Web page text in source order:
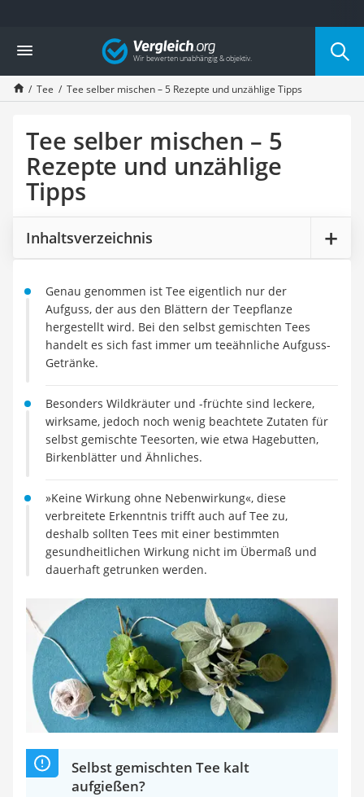
Die beliebtesten Vergleiche nach Kategorie
Lebensmittel
Schwarzkümmelöl
Knäckebrot
Manukahonig
Astronautenkost
Balsamico-Essig
Schwarzkümmelöl bio
Sardinen
Honig
Gemüsebrühe
Irischer Whiskey
Grapefruitkernextrakt
Matcha-Set
Sojasauce
Erythrit
Müsli ohne Zuckerzusatz
Vergleich
Tee Tee selber mischen – 5 Rezepte und unzählige Tipps
Tee selber mischen – 5
Rezepte und unzählige
Tipps
Inhaltsverzeichnis
Genau genommen ist Tee eigentlich nur der
Aufguss, der aus den Blättern der Teepflanze
hergestellt wird. Bei den selbst gemischten Tees
handelt es sich fast immer um teeähnliche Aufguss-
Getränke.
Besonders Wildkräuter und -früchte sind leckere,
wirksame, jedoch noch wenig beachtete Zutaten für
selbst gemischte Teesorten, wie etwa Hagebutten,
Birkenblätter und Ähnliches.
»Keine Wirkung ohne Nebenwirkung«, diese
verbreitete Erkenntnis trifft auch auf Tee zu,
deshalb sollten Tees mit einer bestimmten
gesundheitlichen Wirkung nicht im Übermaß und
dauerhaft getrunken werden.
Selbst gemischten Tee kalt
aufgießen?